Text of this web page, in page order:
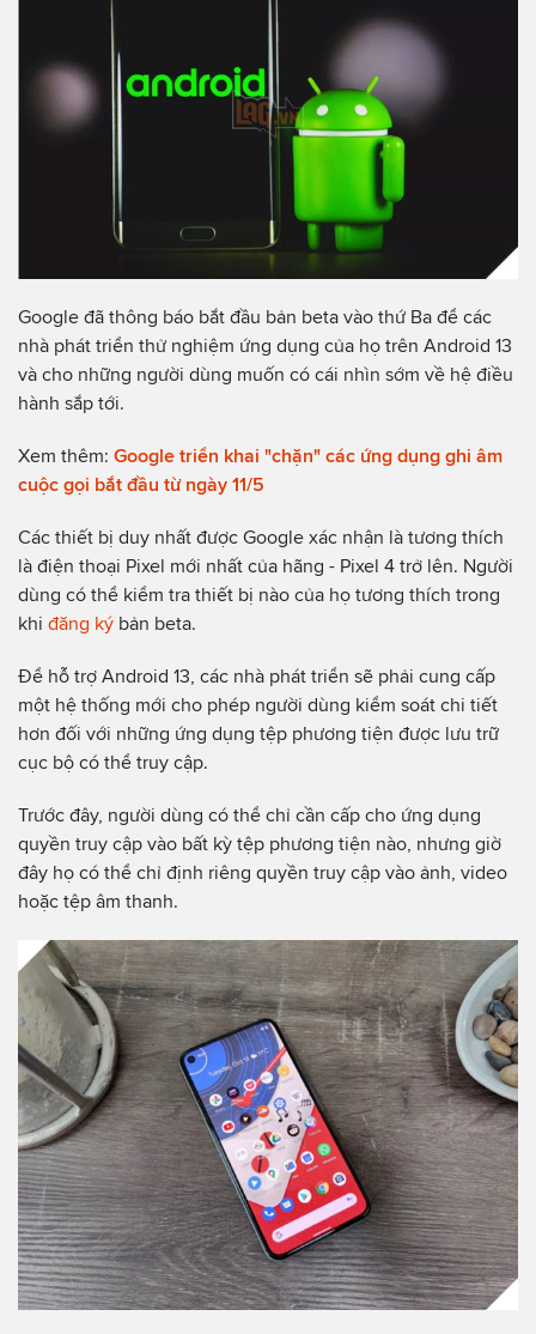
Google đã thông báo bắt đầu bản beta vào thứ Ba để các
nhà phát triển thử nghiệm ứng dụng của họ trên Android 13
và cho những người dùng muốn có cái nhìn sớm về hệ điều
hành sắp tới.
Xem thêm: Google triển khai "chặn" các ứng dụng ghi âm
cuộc gọi bắt đầu từ ngày 11/5
Các thiết bị duy nhất được Google xác nhận là tương thích
là điện thoại Pixel mới nhất của hãng - Pixel 4 trở lên. Người
dùng có thể kiểm tra thiết bị nào của họ tương thích trong
khi đăng ký bản beta.
Để hỗ trợ Android 13, các nhà phát triển sẽ phải cung cấp
một hệ thống mới cho phép người dùng kiểm soát chi tiết
hơn đối với những ứng dụng tệp phương tiện được lưu trữ
cục bộ có thể truy cập.
Trước đây, người dùng có thể chỉ cần cấp cho ứng dụng
quyền truy cập vào bất kỳ tệp phương tiện nào, nhưng giờ
đây họ có thể chỉ định riêng quyền truy cập vào ảnh, video
hoặc tệp âm thanh.